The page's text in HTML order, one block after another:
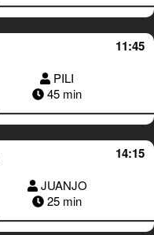
11:45
PILI
45 min
14:15
JUANJO
25 min